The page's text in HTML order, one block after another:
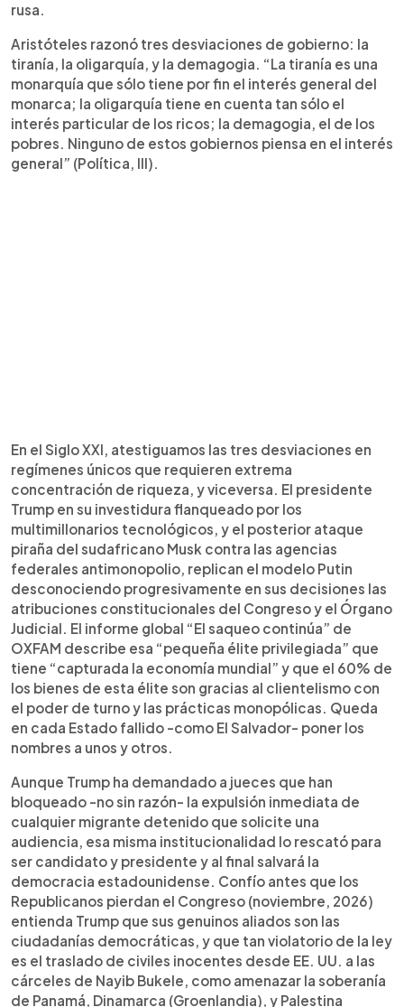
rusa.
Aristóteles razonó tres desviaciones de gobierno: la
tiranía, la oligarquía, y la demagogia. “La tiranía es una
monarquía que sólo tiene por fin el interés general del
monarca; la oligarquía tiene en cuenta tan sólo el
interés particular de los ricos; la demagogia, el de los
pobres. Ninguno de estos gobiernos piensa en el interés
general” (Política, III).
En el Siglo XXI, atestiguamos las tres desviaciones en
regímenes únicos que requieren extrema
concentración de riqueza, y viceversa. El presidente
Trump en su investidura flanqueado por los
multimillonarios tecnológicos, y el posterior ataque
piraña del sudafricano Musk contra las agencias
federales antimonopolio, replican el modelo Putin
desconociendo progresivamente en sus decisiones las
atribuciones constitucionales del Congreso y el Órgano
Judicial. El informe global “El saqueo continúa” de
OXFAM describe esa “pequeña élite privilegiada” que
tiene “capturada la economía mundial” y que el 60% de
los bienes de esta élite son gracias al clientelismo con
el poder de turno y las prácticas monopólicas. Queda
en cada Estado fallido -como El Salvador- poner los
nombres a unos y otros.
Aunque Trump ha demandado a jueces que han
bloqueado -no sin razón- la expulsión inmediata de
cualquier migrante detenido que solicite una
audiencia, esa misma institucionalidad lo rescató para
ser candidato y presidente y al final salvará la
democracia estadounidense. Confío antes que los
Republicanos pierdan el Congreso (noviembre, 2026)
entienda Trump que sus genuinos aliados son las
ciudadanías democráticas, y que tan violatorio de la ley
es el traslado de civiles inocentes desde EE. UU. a las
cárceles de Nayib Bukele, como amenazar la soberanía
de Panamá, Dinamarca (Groenlandia), y Palestina